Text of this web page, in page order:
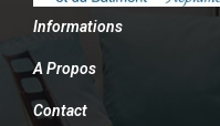
Informations
A Propos
Contact